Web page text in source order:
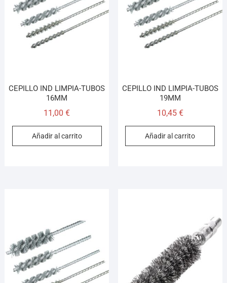
CEPILLO IND LIMPIA-TUBOS
16MM
11,00€
Añadir al carrito
CEPILLO IND LIMPIA-TUBOS
19MM
10,45 €
Añadir al carrito